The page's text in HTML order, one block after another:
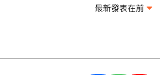
最新發表在前